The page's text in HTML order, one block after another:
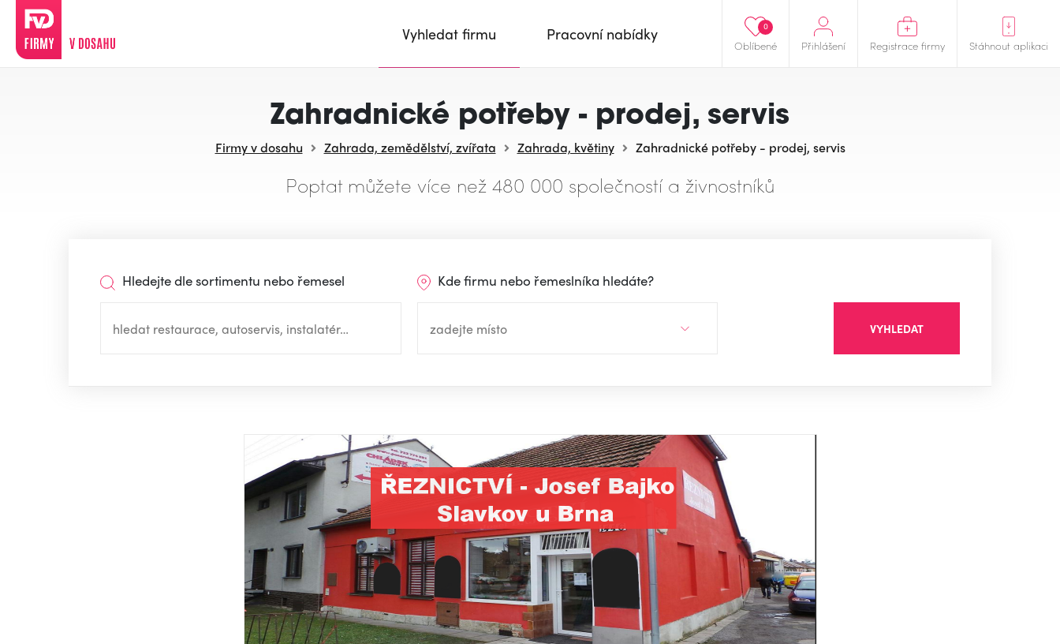
Oblíbené
0
Přihlášení Registrace firmy Stáhnout aplikaci
Vyhledat firmu Pracovní nabídky
Zahradnické potřeby - prodej, servis
Firmy v dosahu Zahrada, zemědělství, zvířata Zahrada, květiny Zahradnické potřeby - prodej, servis
Poptat můžete více než 480 000 společností a živnostníků
Hledejte dle sortimentu nebo řemesel Kde firmu nebo řemeslníka hledáte?
VYHLEDAT